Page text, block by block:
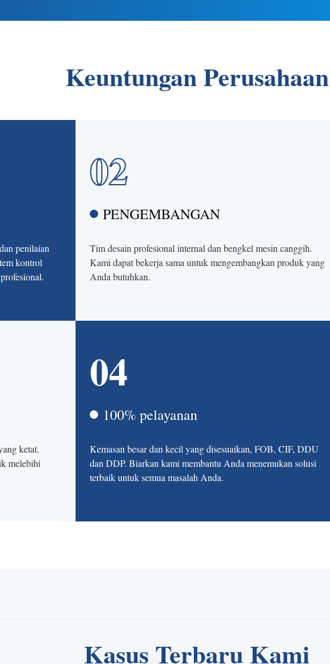
Keuntungan Perusahaan
penilaian
kontrol
02
PENGEMBANGAN
Tim desain profesional internal dan bengkel mesin canggih.
Kami dapat bekerja sama untuk mengembangkan produk yang
Anda butuhkan.
ketat.
melebihi
04
100% pelayanan
Kemasan besar dan kecil yang disesuaikan, FOB, CIF, DDU
dan DDP. Biarkan kami membantu Anda menemukan solusi
terbaik untuk semua masalah Anda.
Kasus Terbaru Kami